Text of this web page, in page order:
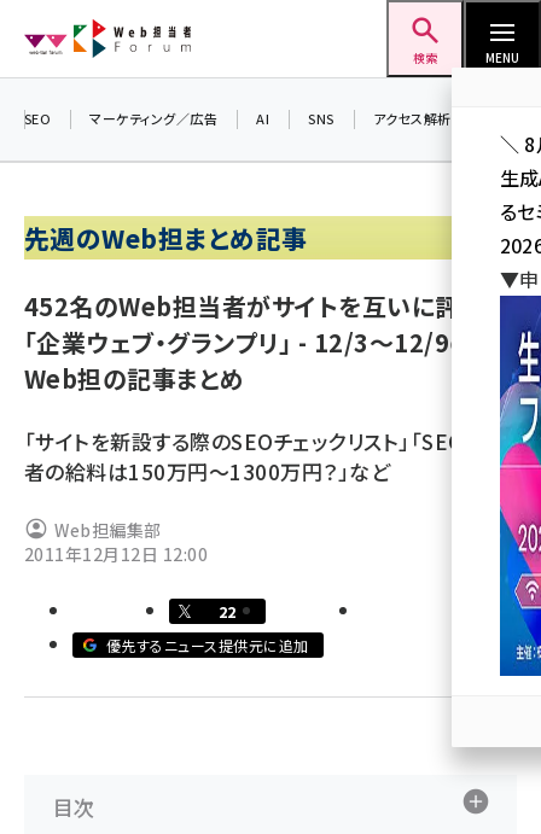
ン
検索 MENU
ai (2811)
youtube (2439)
セミナー (2308)
meo (1277)
SEO マーケティング／広告 AI SNS アクセス解析／データ分析
先週のWeb担まとめ記事
452名のWeb担当者がサイトを互いに評価
「企業ウェブ・グランプリ」 - 12/3～12/9の
Web担の記事まとめ
「サイトを新設する際のSEOチェックリスト」「SEO担当
者の給料は150万円～1300万円？」など
Web担編集部
2011年12月12日 12:00
22
優先するニュース提供元に追加
目次
＼ 8
生
る
▼申